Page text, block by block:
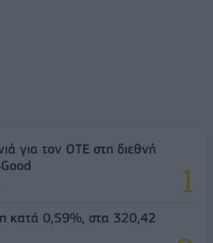
για τον ΟΤΕ στη διεθνή
κατά 0,59%, στα 320,42